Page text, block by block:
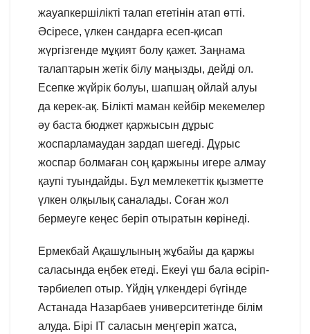
жауапкершілікті талап ететінін атап өтті.
Әсіресе, үлкен сандарға есеп-қисап
жүргізгенде мұқият болу қажет. Заңнама
талаптарын жетік білу маңызды, дейді ол.
Есепке жүйрік болуы, шапшаң ойлай алуы
да керек-ақ. Білікті маман кейбір мекемелер
әу баста бюджет қаржысын дұрыс
жоспарламаудан зардап шегеді. Дұрыс
жоспар болмаған соң қаржыны игере алмау
қаупі туындайды. Бұл мемлекеттік қызметте
үлкен олқылық саналады. Соған жол
бермеуге кеңес беріп отыратын көрінеді.
Ермекбай Ақашұлының жұбайы да қаржы
саласында еңбек етеді. Екеуі үш бала өсіріп-
тәрбиелеп отыр. Үйдің үлкендері бүгінде
Астанада Назарбаев университетінде білім
алуда. Бірі IT саласын меңгеріп жатса,